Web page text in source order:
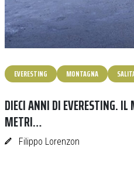
EVERESTING MONTAGNA
DIECI ANNI DI EVERESTING.
METRI…
Filippo Lorenzon